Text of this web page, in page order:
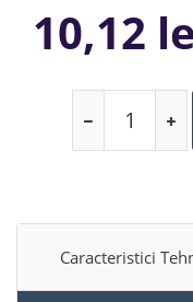
10,12
Caracteristici